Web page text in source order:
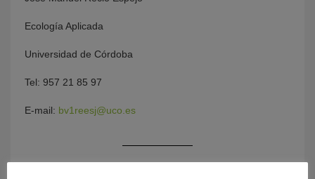
Ecología Aplicada
Universidad de Córdoba
Tel: 957 21 85 97
E-mail: bv1reesj@uco.es